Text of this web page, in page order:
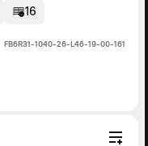
16
FВ6R31-1040-26-L46-19-00-161